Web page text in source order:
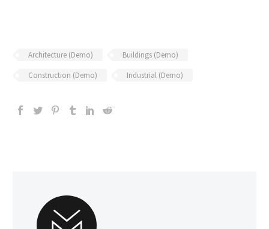
Architecture (Demo)
Buildings (Demo)
Construction (Demo)
Industrial (Demo)